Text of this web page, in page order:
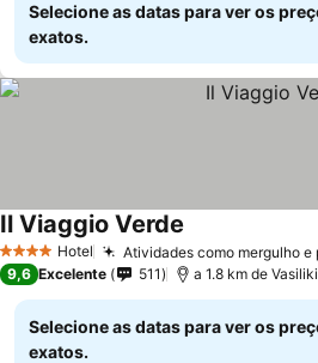
Selecione as datas para ver os
exatos.
4 EstrelasHotel Atividades como mergulho e
Il Viaggio Verde
9,6 Excelente 511 a 1.8 km de Vasiliki
Selecione as datas para ver os
exatos.